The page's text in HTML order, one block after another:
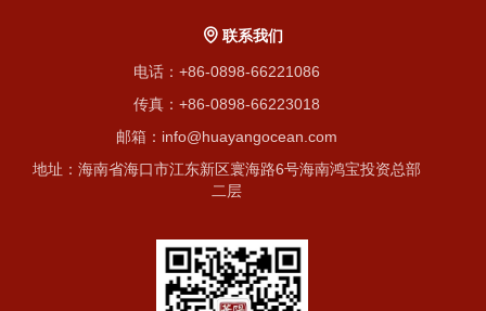
联系我们
电话：+86-0898-66221086
传真：+86-0898-66223018
邮箱：info@huayangocean.com
地址：海南省海口市江东新区寰海路6号海南鸿宝投资总部
二层